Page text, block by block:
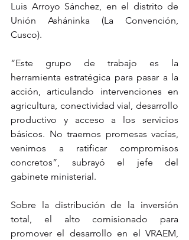
Luis Arroyo Sánchez, en el distrito de
Unión Asháninka (La Convención,
Cusco).
“Este grupo de trabajo es la
herramienta estratégica para pasar a la
acción, articulando intervenciones en
agricultura, conectividad vial, desarrollo
productivo y acceso a los servicios
básicos. No traemos promesas vacías,
venimos a ratificar compromisos
concretos”, subrayó el jefe del
gabinete ministerial.
Sobre la distribución de la inversión
total, el alto comisionado para
promover el desarrollo en el VRAEM,